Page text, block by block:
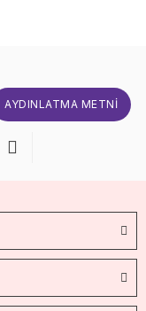
AYDINLATMA METNI